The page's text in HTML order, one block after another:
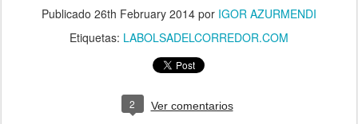
Publicado 26th February 2014 por IGOR AZURMENDI
Etiquetas: LABOLSADELCORREDOR.COM
2 Ver comentarios